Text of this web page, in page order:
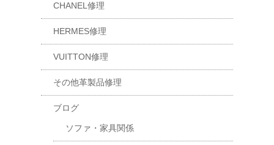
CHANEL修理
HERMES修理
VUITTON修理
その他革製品修理
ブログ
ソファ・家具関係